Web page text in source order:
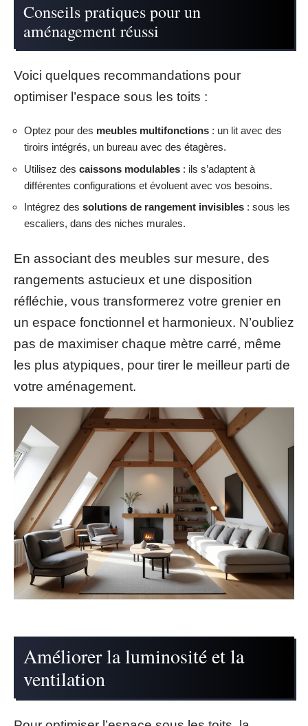
Conseils pratiques pour un
aménagement réussi
Voici quelques recommandations pour
optimiser l’espace sous les toits :
Optez pour des meubles multifonctions : un lit avec des
tiroirs intégrés, un bureau avec des étagères.
Utilisez des caissons modulables : ils s’adaptent à
différentes configurations et évoluent avec vos besoins.
Intégrez des solutions de rangement invisibles : sous les
escaliers, dans des niches murales.
En associant des meubles sur mesure, des
rangements astucieux et une disposition
réfléchie, vous transformerez votre grenier en
un espace fonctionnel et harmonieux. N’oubliez
pas de maximiser chaque mètre carré, même
les plus atypiques, pour tirer le meilleur parti de
votre aménagement.
Améliorer la luminosité et la
ventilation